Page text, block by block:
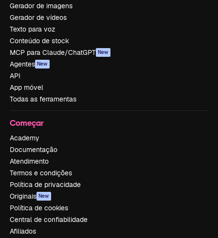
Gerador de imagens
Gerador de vídeos
Texto para voz
Conteúdo de stock
MCP para Claude/ChatGPT New
Agentes New
API
App móvel
Todas as ferramentas
Começar
Academy
Documentação
Atendimento
Termos e condições
Política de privacidade
Originais New
Política de cookies
Central de confiabilidade
Afiliados